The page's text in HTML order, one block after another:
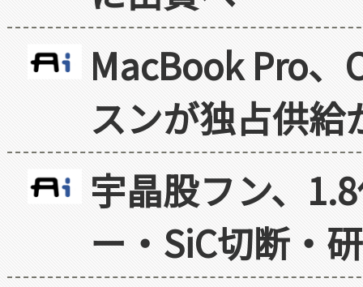
MacBook Pro
スンが独占供給
宇晶股フン、
ー・SiC切断・